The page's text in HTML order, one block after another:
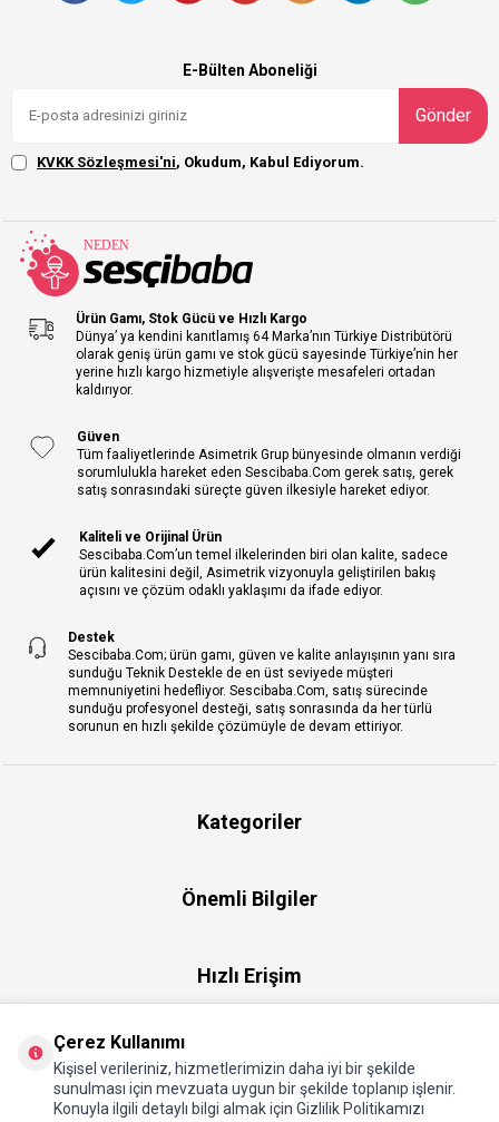
E-Bülten Aboneliği
Gönder
KVKK Sözleşmesi'ni, Okudum, Kabul Ediyorum.
Ürün Gamı, Stok Gücü ve Hızlı Kargo
Dünya’ ya kendini kanıtlamış 64 Marka’nın Türkiye Distribütörü
olarak geniş ürün gamı ve stok gücü sayesinde Türkiye’nin her
yerine hızlı kargo hizmetiyle alışverişte mesafeleri ortadan
kaldırıyor.
Güven
Tüm faaliyetlerinde Asimetrik Grup bünyesinde olmanın verdiği
sorumlulukla hareket eden Sescibaba.Com gerek satış, gerek
satış sonrasındaki süreçte güven ilkesiyle hareket ediyor.
Kaliteli ve Orijinal Ürün
Sescibaba.Com’un temel ilkelerinden biri olan kalite, sadece
ürün kalitesini değil, Asimetrik vizyonuyla geliştirilen bakış
açısını ve çözüm odaklı yaklaşımı da ifade ediyor.
Destek
Sescibaba.Com; ürün gamı, güven ve kalite anlayışının yanı sıra
sunduğu Teknik Destekle de en üst seviyede müşteri
memnuniyetini hedefliyor. Sescibaba.Com, satış sürecinde
sunduğu profesyonel desteği, satış sonrasında da her türlü
sorunun en hızlı şekilde çözümüyle de devam ettiriyor.
Kategoriler
Önemli Bilgiler
Hızlı Erişim
Çerez Kullanımı
Kişisel verileriniz, hizmetlerimizin daha iyi bir şekilde
sunulması için mevzuata uygun bir şekilde toplanıp işlenir.
Konuyla ilgili detaylı bilgi almak için Gizlilik Politikamızı